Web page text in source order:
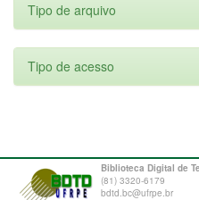
Tipo de arquivo
Tipo de acesso
Biblioteca Digital de
(81) 3320-6179
bdtd.bc@ufrpe.br